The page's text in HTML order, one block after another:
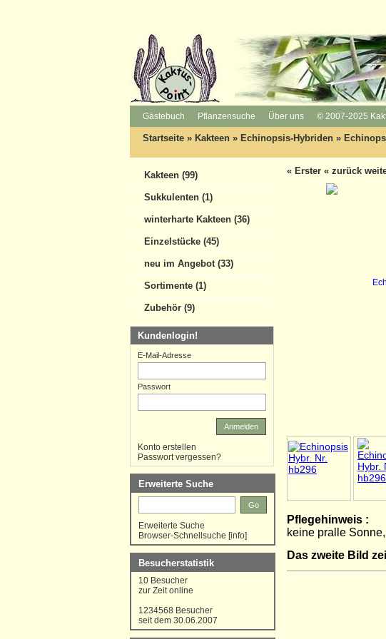
Gästebuch Pflanzensuche Über uns © 2007-2025
Startseite » Kakteen » Echinopsis-Hybriden »
« Erster « zurück
Pflegehinweis :
keine pralle
Das zweite Bild
Kakteen (99)
Sukkulenten (1)
winterharte Kakteen (36)
Einzelstücke (45)
neu im Angebot (33)
Sortimente (1)
Zubehör (9)
Kundenlogin!
E-Mail-Adresse
Passwort
Anmelden
Konto erstellen
Passwort vergessen?
Erweiterte Suche
Go
Erweiterte Suche
Browser-Schnellsuche [info]
Besucherstatistik
10 Besucher
zur Zeit online
1234568 Besucher
seit dem 30.06.2007